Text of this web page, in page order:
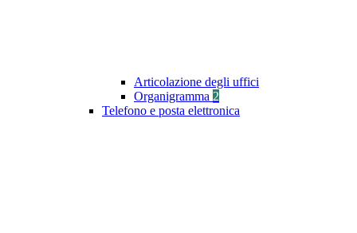
Articolazione degli uffici
Organigramma 2
Telefono e posta elettronica